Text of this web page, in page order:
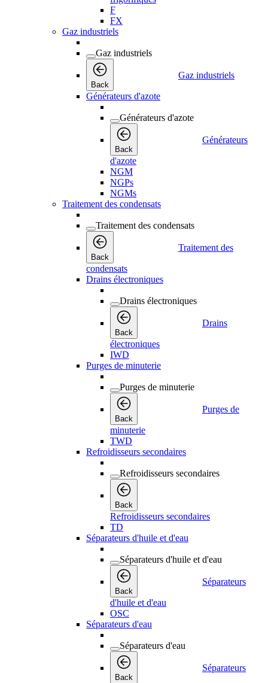
F
FX
Gaz industriels
Gaz industriels
Back
Gaz industriels
Générateurs d'azote
Générateurs d'azote
Back
Générateurs
d'azote
NGM
NGPs
NGMs
Traitement des condensats
Traitement des condensats
Back
Traitement des
condensats
Drains électroniques
Drains électroniques
Back
Drains
électroniques
IWD
Purges de minuterie
Purges de minuterie
Back
Purges de
minuterie
TWD
Refroidisseurs secondaires
Refroidisseurs secondaires
Back
Refroidisseurs secondaires
TD
Séparateurs d'huile et d'eau
Séparateurs d'huile et d'eau
Back
Séparateurs
d'huile et d'eau
OSC
Séparateurs d'eau
Séparateurs d'eau
Back
Séparateurs